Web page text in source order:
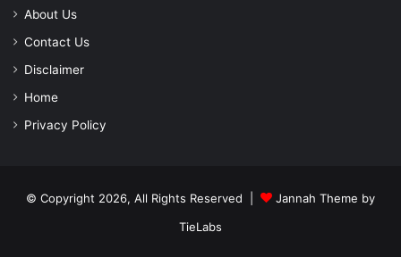
About Us
Contact Us
Disclaimer
Home
Privacy Policy
© Copyright 2026, All Rights Reserved |
Jannah Theme by
TieLabs